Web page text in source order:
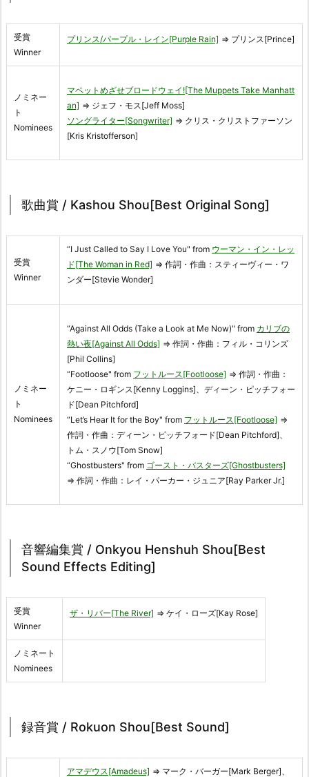
受賞
Winner
プリンス/パープル・レイン[Purple Rain] ⇒ プリンス[Prince]
ノミネー
ト
Nominees
マペットめざせブロードウェイ![The Muppets Take Manhatt
an] ⇒ ジェフ・モス[Jeff Moss]
ソングライター[Songwriter] ⇒ クリス・クリストファーソン
[Kris Kristofferson]
歌曲賞 / Kashou Shou[Best Original Song]
受賞
Winner
“I Just Called to Say I Love You" from ウーマン・イン・レッ
ド[The Woman in Red] ⇒ 作詞・作曲：スティーヴィー・ワ
ンダー[Stevie Wonder]
ノミネー
ト
Nominees
“Against All Odds (Take a Look at Me Now)" from カリブの
熱い夜[Against All Odds] ⇒ 作詞・作曲：フィル・コリンズ
[Phil Collins]
“Footloose" from フットルース[Footloose] ⇒ 作詞・作曲：
ケニー・ロギンス[Kenny Loggins]、ディーン・ピッチフォー
ド[Dean Pitchford]
“Let’s Hear It for the Boy" from フットルース[Footloose] ⇒
作詞・作曲：ディーン・ピッチフォード[Dean Pitchford]、
トム・スノウ[Tom Snow]
“Ghostbusters" from ゴースト・バスターズ[Ghostbusters]
⇒ 作詞・作曲：レイ・パーカー・ジュニア[Ray Parker Jr.]
音響編集賞 / Onkyou Henshuh Shou[Best
Sound Effects Editing]
受賞
Winner
ザ・リバー[The River] ⇒ ケイ・ローズ[Kay Rose]
ノミネート
Nominees
録音賞 / Rokuon Shou[Best Sound]
アマデウス[Amadeus] ⇒ マーク・バーガー[Mark Berger]、